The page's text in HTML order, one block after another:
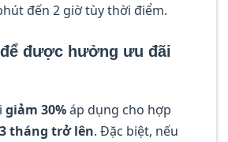
đến 2 giờ tùy thời điểm.
để được hưởng ưu đãi
giảm 30%áp dụng cho hợp
3 tháng trở lên. Đặc biệt, nếu